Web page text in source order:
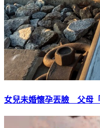
女兒未婚懷孕丟臉 父母